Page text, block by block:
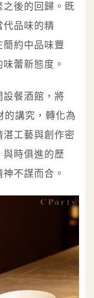
後的回歸。既
代品味的精
約中品味豐
蕾新態度。
設餐酒館，將
的講究，轉化為
工藝與創作密
時俱進的歷
不謀而合。